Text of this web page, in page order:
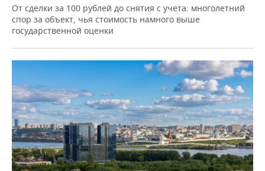
От сделки за 100 рублей до снятия с учета: многолетний
спор за объект, чья стоимость намного выше
государственной оценки